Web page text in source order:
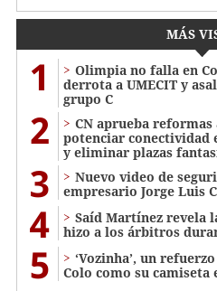
MÁS
1
Olimpia no falla en
derrota a UMECIT y
grupo C
2
CN aprueba reformas
potenciar
y eliminar plazas
3
Nuevo video de
empresario Jorge Luis
4
Saíd Martínez revela
hizo a los árbitros
5
‘Vozinha’, un
Colo como su camiseta